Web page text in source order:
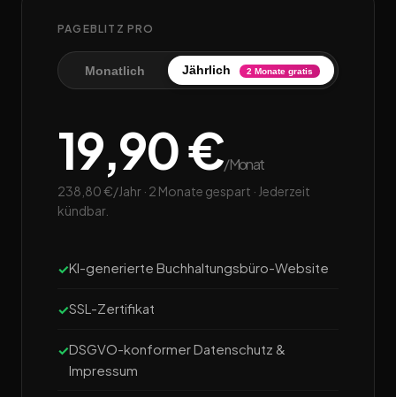
PAGEBLITZ PRO
Monatlich Jährlich 2 Monate gratis
19,90 €/Monat
238,80 €/Jahr · 2 Monate gespart · Jederzeit
kündbar.
KI-generierte Buchhaltungsbüro-Website
SSL-Zertifikat
DSGVO-konformer Datenschutz &
Impressum